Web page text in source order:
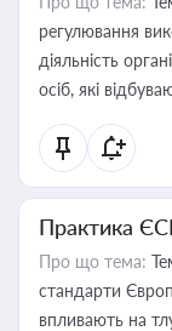
регулювання
діяльність
осіб, які
Практика
Про що тема:
стандарти
впливають на